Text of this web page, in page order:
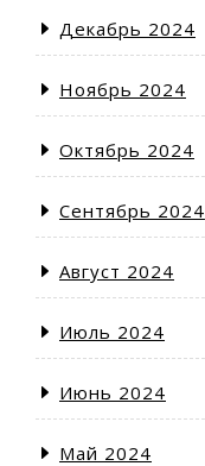
Декабрь 2024
Ноябрь 2024
Октябрь 2024
Сентябрь 2024
Август 2024
Июль 2024
Июнь 2024
Май 2024